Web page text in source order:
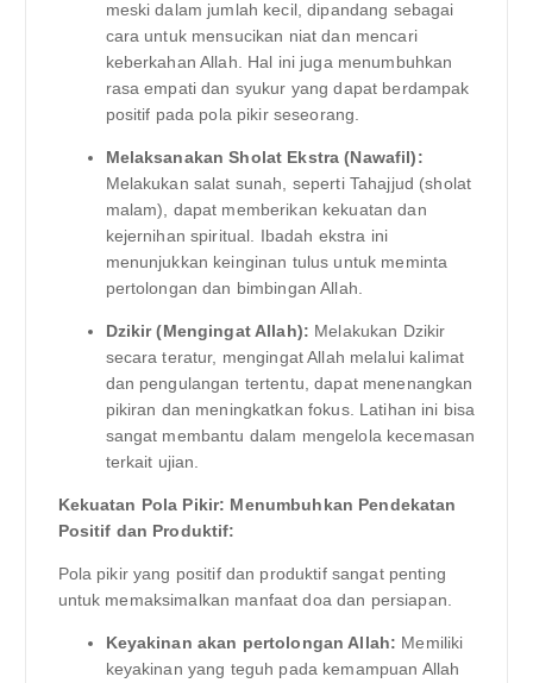
meski dalam jumlah kecil, dipandang sebagai
cara untuk mensucikan niat dan mencari
keberkahan Allah. Hal ini juga menumbuhkan
rasa empati dan syukur yang dapat berdampak
positif pada pola pikir seseorang.
Melaksanakan Sholat Ekstra (Nawafil):
Melakukan salat sunah, seperti Tahajjud (sholat
malam), dapat memberikan kekuatan dan
kejernihan spiritual. Ibadah ekstra ini
menunjukkan keinginan tulus untuk meminta
pertolongan dan bimbingan Allah.
Dzikir (Mengingat Allah): Melakukan Dzikir
secara teratur, mengingat Allah melalui kalimat
dan pengulangan tertentu, dapat menenangkan
pikiran dan meningkatkan fokus. Latihan ini bisa
sangat membantu dalam mengelola kecemasan
terkait ujian.
Kekuatan Pola Pikir: Menumbuhkan Pendekatan
Positif dan Produktif:
Pola pikir yang positif dan produktif sangat penting
untuk memaksimalkan manfaat doa dan persiapan.
Keyakinan akan pertolongan Allah: Memiliki
keyakinan yang teguh pada kemampuan Allah